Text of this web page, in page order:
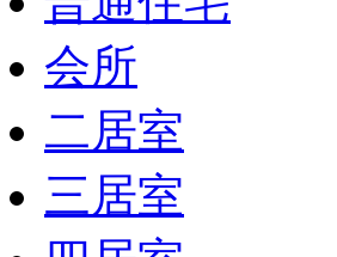
会所
二居室
三居室